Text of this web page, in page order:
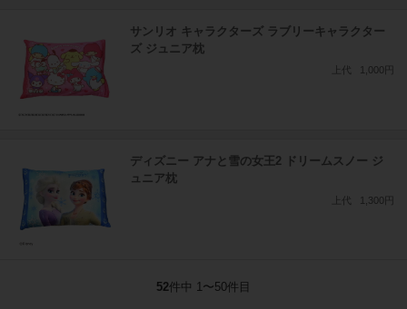
サンリオ キャラクターズ ラブリーキャラクター
ズ ジュニア枕
上代 1,000円
ディズニー アナと雪の女王2 ドリームスノー ジ
ュニア枕
上代 1,300円
52件中 1〜50件目